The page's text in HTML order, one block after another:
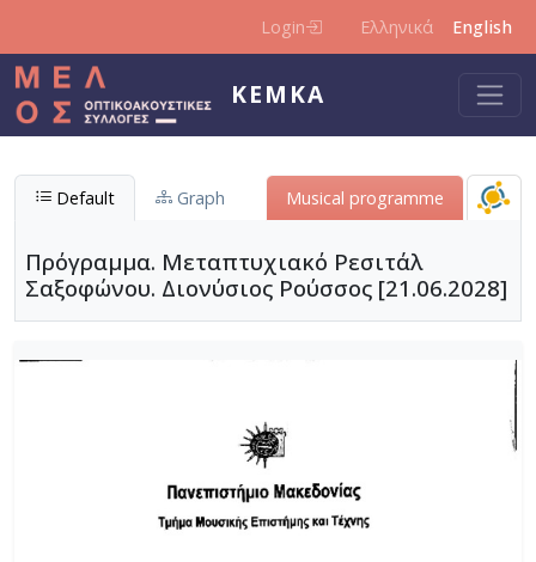
Login Ελληνικά English
KEMKA
Default Graph Musical programme
Πρόγραμμα. Μεταπτυχιακό Ρεσιτάλ
Σαξοφώνου. Διονύσιος Ρούσσος [21.06.2028]